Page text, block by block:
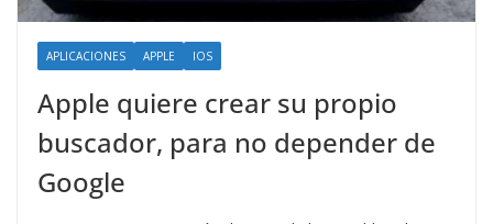
APLICACIONES APPLE IOS
Apple quiere crear su propio
buscador, para no depender de
Google